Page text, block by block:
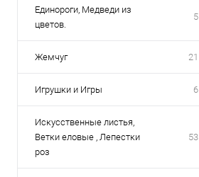
Единороги, Медведи из
цветов.
5
Жемчуг 21
Игрушки и Игры 6
Искусственные листья,
Ветки еловые , Лепестки
роз
53